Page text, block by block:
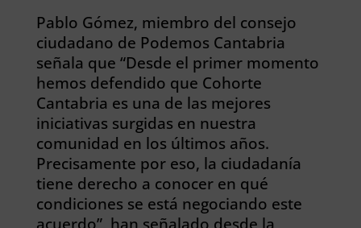
Pablo Gómez, miembro del consejo
ciudadano de Podemos Cantabria
señala que “Desde el primer momento
hemos defendido que Cohorte
Cantabria es una de las mejores
iniciativas surgidas en nuestra
comunidad en los últimos años.
Precisamente por eso, la ciudadanía
tiene derecho a conocer en qué
condiciones se está negociando este
acuerdo”, han señalado desde la